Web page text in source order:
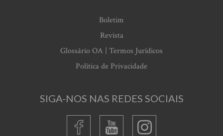
Boletim
Revista
Glossário OA | Termos Jurídicos
Política de Privacidade
SIGA-NOS NAS REDES SOCIAIS